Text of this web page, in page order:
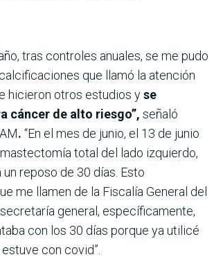
tras controles anuales, se me pudo
que llamó la atención
hicieron otros estudios yse
cáncer de alto riesgo”, señaló
. “En el mes de junio, el 13 de junio
total del lado izquierdo,
reposo de 30 días. Esto
me llamen de la Fiscalía General del
general, específicamente,
con los 30 días porque ya utilicé
con covid”.